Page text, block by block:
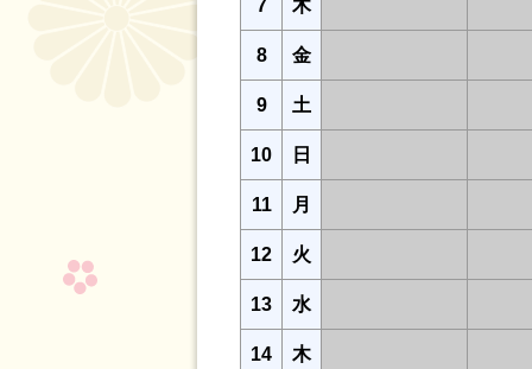
7 木
8 金
9 土
10 日
11 月
12 火
13 水
14 木